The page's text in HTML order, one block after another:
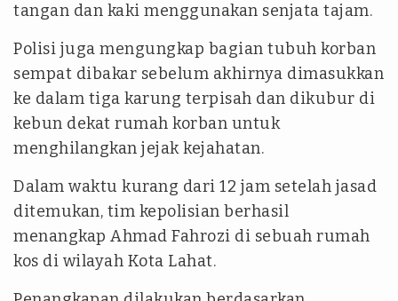
tangan dan kaki menggunakan senjata tajam.
Polisi juga mengungkap bagian tubuh korban
sempat dibakar sebelum akhirnya dimasukkan
ke dalam tiga karung terpisah dan dikubur di
kebun dekat rumah korban untuk
menghilangkan jejak kejahatan.
Dalam waktu kurang dari 12 jam setelah jasad
ditemukan, tim kepolisian berhasil
menangkap Ahmad Fahrozi di sebuah rumah
kos di wilayah Kota Lahat.